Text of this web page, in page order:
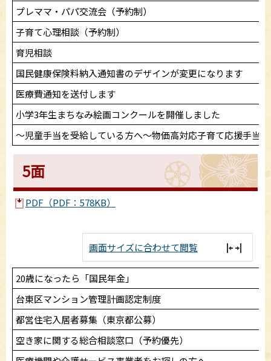
プレママ・パパ交流会（予約制）
子育て心理相談（予約制）
育児相談
国民健康保険料納入通知書のデザインが変更になります
医療費通知を送付します
小学3年生まちなみ絵画コンクールを開催しました
～児童手当を受給している方へ～物価高対応子育て応援手当
5面
PDF（PDF：578KB）
画面サイズに合わせて閲覧
20歳になったら「国民年金」
台東区マンション管理計画認定制度
都営住宅入居者募集（東京都公募）
空き家に関する総合相談窓口（予約優先）